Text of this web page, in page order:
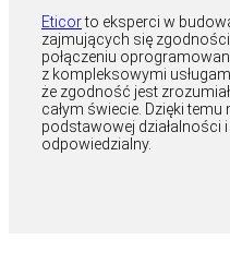
Eticorto eksperci w
zajmujących się
połączeniu
z kompleksowymi
że ​​zgodność jest
całym świecie. Dzięki
podstawowej działalności
odpowiedzialny.